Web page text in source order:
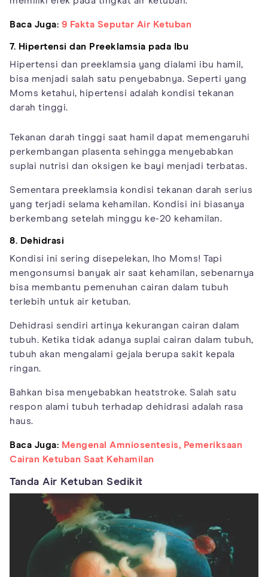
Baca Juga: 9 Fakta Seputar Air Ketuban
7. Hipertensi dan Preeklamsia pada Ibu
Hipertensi dan preeklamsia yang dialami ibu hamil,
bisa menjadi salah satu penyebabnya. Seperti yang
Moms ketahui, hipertensi adalah kondisi tekanan
darah tinggi.
Tekanan darah tinggi saat hamil dapat memengaruhi
perkembangan plasenta sehingga menyebabkan
suplai nutrisi dan oksigen ke bayi menjadi terbatas.
Sementara preeklamsia kondisi tekanan darah serius
yang terjadi selama kehamilan. Kondisi ini biasanya
berkembang setelah minggu ke-20 kehamilan.
8. Dehidrasi
Kondisi ini sering disepelekan, lho Moms! Tapi
mengonsumsi banyak air saat kehamilan, sebenarnya
bisa membantu pemenuhan cairan dalam tubuh
terlebih untuk air ketuban.
Dehidrasi sendiri artinya kekurangan cairan dalam
tubuh. Ketika tidak adanya suplai cairan dalam tubuh,
tubuh akan mengalami gejala berupa sakit kepala
ringan.
Bahkan bisa menyebabkan heatstroke. Salah satu
respon alami tubuh terhadap dehidrasi adalah rasa
haus.
Baca Juga: Mengenal Amniosentesis, Pemeriksaan
Cairan Ketuban Saat Kehamilan
Tanda Air Ketuban Sedikit